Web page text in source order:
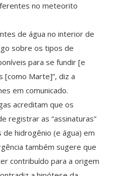
no meteorito
de água no interior de
sobre os tipos de
para se fundir [e
[como Marte]”, diz a
em comunicado.
acreditam que os
registrar as “assinaturas”
hidrogênio (e água) em
também sugere que
contribuído para a origem